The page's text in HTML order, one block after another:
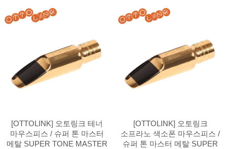
[OTTOLINK] 오토링크 테너
마우스피스 / 슈퍼 톤 마스터
메탈 SUPER TONE MASTER
[OTTOLINK] 오토링크
소프라노 색소폰 마우스피스 /
슈퍼 톤 마스터 메탈 SUPER